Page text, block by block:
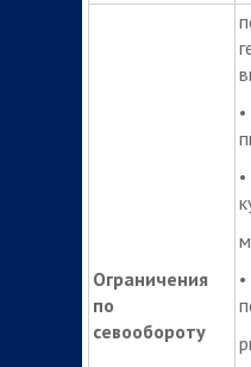
Ограничения
по
севообороту